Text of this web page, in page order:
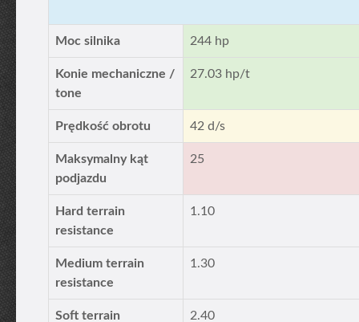
Moc silnika 244 hp
Konie mechaniczne /
tone
27.03 hp/t
Prędkość obrotu 42 d/s
Maksymalny kąt
podjazdu
25
Hard terrain
resistance
1.10
Medium terrain
resistance
1.30
Soft terrain
2.40